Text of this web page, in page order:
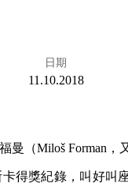
日期
11.10.2018
（Miloš Forman，
得獎紀錄，叫好叫